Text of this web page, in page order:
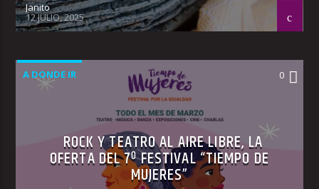
Janito
12 JULIO, 2025
A DONDE IR 0
ROCK Y TEATRO AL AIRE LIBRE, LA
OFERTA DEL 7º FESTIVAL “TIEMPO DE
MUJERES”